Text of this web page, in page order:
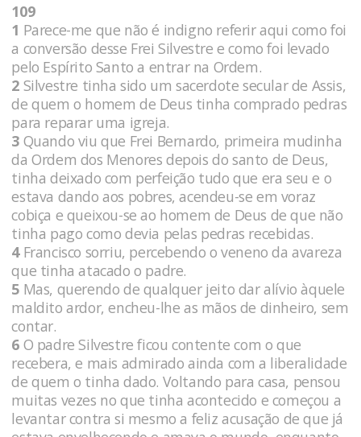
109
1 Parece-me que não é indigno referir aqui como foi
a conversão desse Frei Silvestre e como foi levado
pelo Espírito Santo a entrar na Ordem.
2 Silvestre tinha sido um sacerdote secular de Assis,
de quem o homem de Deus tinha comprado pedras
para reparar uma igreja.
3 Quando viu que Frei Bernardo, primeira mudinha
da Ordem dos Menores depois do santo de Deus,
tinha deixado com perfeição tudo que era seu e o
estava dando aos pobres, acendeu-se em voraz
cobiça e queixou-se ao homem de Deus de que não
tinha pago como devia pelas pedras recebidas.
4Francisco sorriu, percebendo o veneno da avareza
que tinha atacado o padre.
5 Mas, querendo de qualquer jeito dar alívio àquele
maldito ardor, encheu-lhe as mãos de dinheiro, sem
contar.
6 O padre Silvestre ficou contente com o que
recebera, e mais admirado ainda com a liberalidade
de quem o tinha dado. Voltando para casa, pensou
muitas vezes no que tinha acontecido e começou a
levantar contra si mesmo a feliz acusação de que já